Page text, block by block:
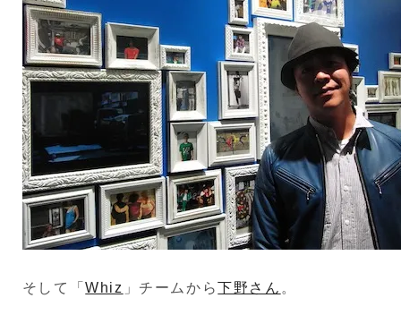
そして「Whiz 」チームから下野さん 。